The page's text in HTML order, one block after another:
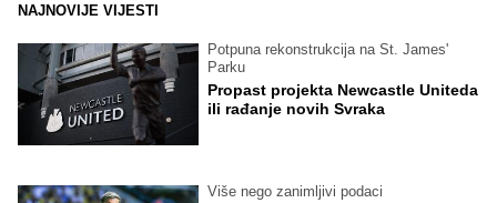
NAJNOVIJE VIJESTI
Potpuna rekonstrukcija na St. James'
Parku
Propast projekta Newcastle Uniteda
ili rađanje novih Svraka
Više nego zanimljivi podaci